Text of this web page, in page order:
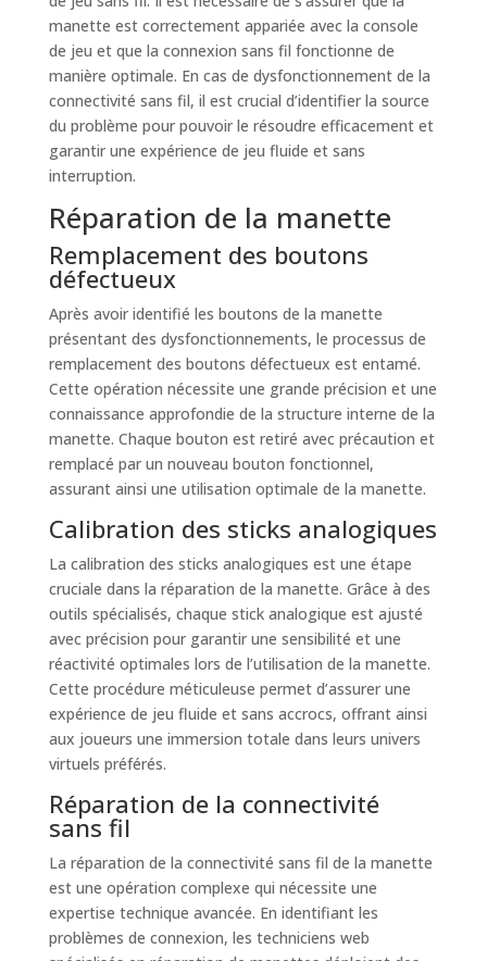
manette est correctement appariée avec la console
de jeu et que la connexion sans fil fonctionne de
manière optimale. En cas de dysfonctionnement de la
connectivité sans fil, il est crucial d’identifier la source
du problème pour pouvoir le résoudre efficacement et
garantir une expérience de jeu fluide et sans
interruption.
Réparation de la manette
Remplacement des boutons
défectueux
Après avoir identifié les boutons de la manette
présentant des dysfonctionnements, le processus de
remplacement des boutons défectueux est entamé.
Cette opération nécessite une grande précision et une
connaissance approfondie de la structure interne de la
manette. Chaque bouton est retiré avec précaution et
remplacé par un nouveau bouton fonctionnel,
assurant ainsi une utilisation optimale de la manette.
Calibration des sticks analogiques
La calibration des sticks analogiques est une étape
cruciale dans la réparation de la manette. Grâce à des
outils spécialisés, chaque stick analogique est ajusté
avec précision pour garantir une sensibilité et une
réactivité optimales lors de l’utilisation de la manette.
Cette procédure méticuleuse permet d’assurer une
expérience de jeu fluide et sans accrocs, offrant ainsi
aux joueurs une immersion totale dans leurs univers
virtuels préférés.
Réparation de la connectivité
sans fil
La réparation de la connectivité sans fil de la manette
est une opération complexe qui nécessite une
expertise technique avancée. En identifiant les
problèmes de connexion, les techniciens web